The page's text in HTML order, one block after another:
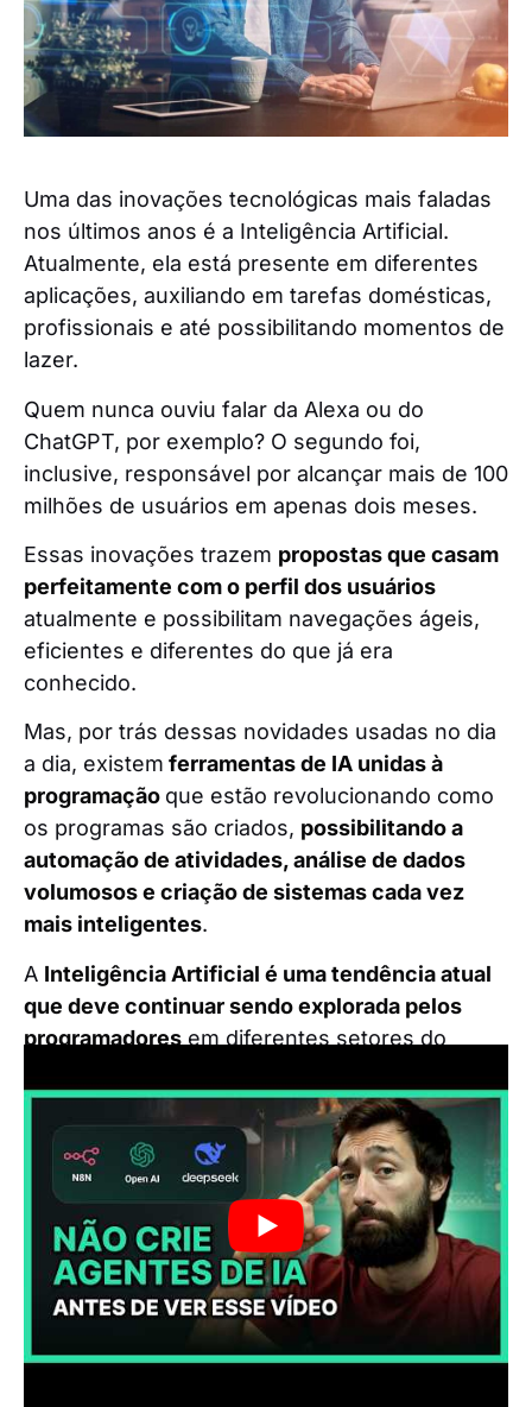
Uma das inovações tecnológicas mais faladas
nos últimos anos é a Inteligência Artificial.
Atualmente, ela está presente em diferentes
aplicações, auxiliando em tarefas domésticas,
profissionais e até possibilitando momentos de
lazer.
Quem nunca ouviu falar da Alexa ou do
ChatGPT, por exemplo? O segundo foi,
inclusive, responsável por alcançar mais de 100
milhões de usuários em apenas dois meses.
Essas inovações trazem propostas que casam
perfeitamente com o perfil dos usuários
atualmente e possibilitam navegações ágeis,
eficientes e diferentes do que já era
conhecido.
Mas, por trás dessas novidades usadas no dia
a dia, existem ferramentas de IA unidas à
programação que estão revolucionando como
os programas são criados, possibilitando a
automação de atividades, análise de dados
volumosos e criação de sistemas cada vez
mais inteligentes.
A Inteligência Artificial é uma tendência atual
que deve continuar sendo explorada pelos
programadores em diferentes setores do
Na maioria das vezes, essas inovações
surgem para tentar suprir as necessidades dos
usuários e, tendo em vista as demandas da
sociedade atual, elas ainda terão muito
trabalho a fazer.
Metaverso